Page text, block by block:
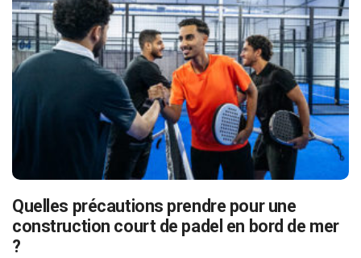
Quelles précautions prendre pour une
construction court de padel en bord de mer
?